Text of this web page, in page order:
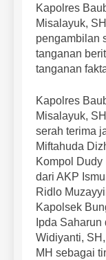
Kapolres
Misalayuk,
pengambilan
tanganan
tanganan
Kapolres
Misalayuk,
serah terima
Miftahuda
Kompol
dari AKP
Ridlo
Kapolsek
Ipda
Widiyanti,
MH sebagai